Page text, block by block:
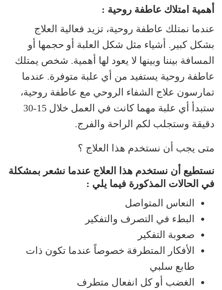
أهمية امتلاك عاطفة روحية :
عندما نمتلك عاطفة روحية، تزيد فعالية العلاج
بشكل كبير. أشياء مثل شكل العلبة أو حجمها أو
المسافة بيننا وبينها لا يعود لها أهمية. شخص يمتلك
عاطفة روحية يستفيد من أي علبة متوفرة. عندما
تمارسون علاج الشفاء الروحي مع عاطفة روحية،
ستبدأ أي علبة مهما كانت في العمل خلال 15-30
دقيقة وستجلب لكم الراحة والفرج.
متى يجب أن نستخدم هذا العلاج ؟
نستطيع أن نستخدم هذا العلاج عندما نشعر بمشكلة
في الحالات المذكورة فيما يلي :
النعاس المتواصل
البطء في التصرف والتفكير
صعوبة التفكير
الأفكار المتطرفة خصوصاً عندما تكون ذات
طابع سلبي
الغضب أو كل انفعال متطرف